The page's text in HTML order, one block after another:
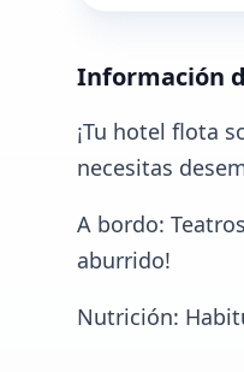
Información
¡Tu hotel flota
necesitas
A bordo:
aburrido!
Nutrición: